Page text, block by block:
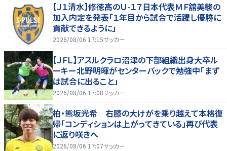
【Ｊ１清水】修徳高のＵ-１７日本代表ＭＦ舘美駿の
加入内定を発表「１年目から試合で活躍し優勝に
貢献できるように」
2026/08/06 17:15サッカー
【ＪＦＬ】アスルクラロ沼津の下部組織出身大卒ル
ーキー北野明暉がセンターバックで勉強中「まず
は試合に出ること」
2026/08/06 17:08サッカー
柏・熊坂光希 右膝の大けがを乗り越えて本格復
帰「コンディションは上がってきている」再び代表
に返り咲きへ
2026/08/06 17:07サッカー